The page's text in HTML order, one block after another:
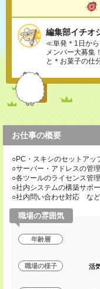
編集部イチオ
≪単発＊1日か
メンバー大募集
と＊お菓子の仕
お仕事の概要
○PC・スキシのセットアッ
○サーバー・アドレスの管理
○各ツールのライセンス管
○社内システムの構築サポ
○社内問い合わせ対応 など
職場の雰囲気
年齢層
職場の様子 活